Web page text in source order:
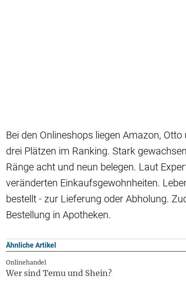
Bei den Onlineshops liegen Amazon,
drei Plätzen im Ranking. Stark
Ränge acht und neun belegen. Laut
veränderten Einkaufsgewohnheiten.
bestellt - zur Lieferung oder Abholung.
Bestellung in Apotheken.
Ähnliche Artikel
Onlinehandel
Wer sind Temu und Shein?